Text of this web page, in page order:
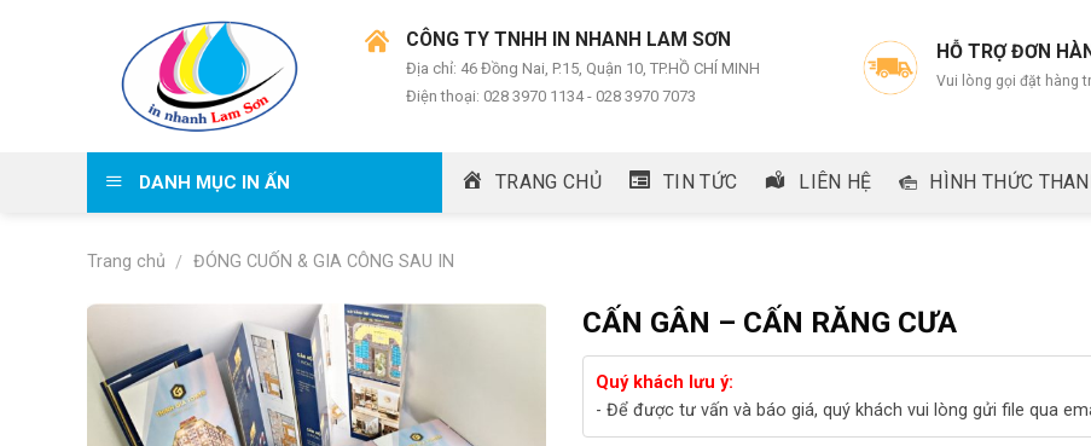
CÔNG TY TNHH IN NHANH LAM SƠN
Địa chỉ: 46 Đồng Nai, P.15, Quận 10, TP.HỒ CHÍ MINH
Điện thoại: 028 3970 1134 - 028 3970 7073
HỖ TRỢ ĐƠN
Vui lòng gọi đặt hàng
DANH MỤC IN ẤN TRANG CHỦ TIN TỨC LIÊN HỆ HÌNH THỨC
Trang chủ / ĐÓNG CUỐN & GIA CÔNG SAU IN
CẤN GÂN – CẤN RĂNG CƯA
Quý khách lưu ý:
- Để được tư vấn và báo giá, quý khách vui lòng gửi file qua